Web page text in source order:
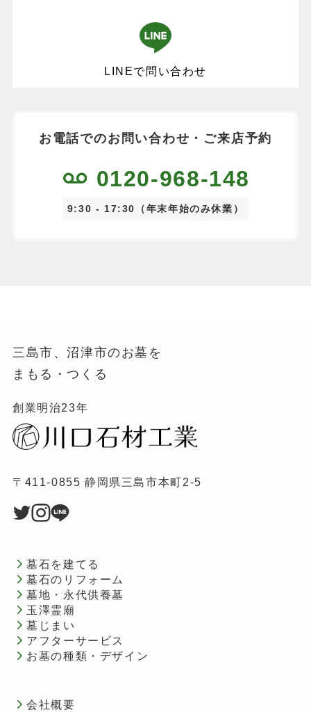
LINEで問い合わせ
お電話でのお問い合わせ・ご来店予約
0120-968-148
9:30 - 17:30（年末年始のみ休業）
三島市、沼津市のお墓を
まもる・つくる
創業明治23年
〒411-0855 静岡県三島市本町2-5
墓石を建てる
墓石のリフォーム
墓地・永代供養墓
玉澤霊廟
墓じまい
アフターサービス
お墓の種類・デザイン
会社概要